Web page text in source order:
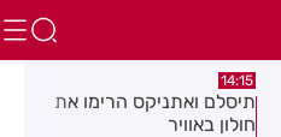
14:15
תיסלם ואתניקס הרימו את
חולון באוויר